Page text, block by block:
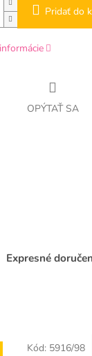
Pridať do
OPÝTAŤ SA
Expresné
Kód: 5916/98